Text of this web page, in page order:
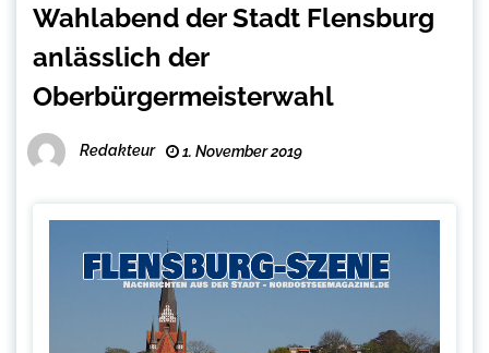
Wahlabend der Stadt Flensburg
anlässlich der
Oberbürgermeisterwahl
Redakteur 1. November 2019